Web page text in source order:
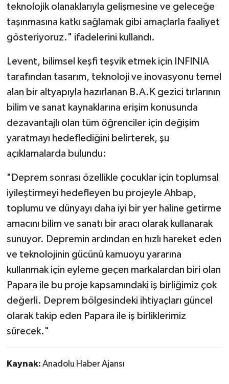
teknolojik olanaklarıyla gelişmesine ve geleceğe
taşınmasına katkı sağlamak gibi amaçlarla faaliyet
gösteriyoruz." ifadelerini kullandı.
Levent, bilimsel keşfi teşvik etmek için INFINIA
tarafından tasarım, teknoloji ve inovasyonu temel
alan bir altyapıyla hazırlanan B.A.K gezici tırlarının
bilim ve sanat kaynaklarına erişim konusunda
dezavantajlı olan tüm öğrenciler için değişim
yaratmayı hedeflediğini belirterek, şu
açıklamalarda bulundu:​​​​​​​
"Deprem sonrası özellikle çocuklar için toplumsal
iyileştirmeyi hedefleyen bu projeyle Ahbap,
toplumu ve dünyayı daha iyi bir yer haline getirme
amacını bilim ve sanatı bir aracı olarak kullanarak
sunuyor. Depremin ardından en hızlı hareket eden
ve teknolojinin gücünü kamuoyu yararına
kullanmak için eyleme geçen markalardan biri olan
Papara ile bu proje kapsamındaki iş birliğimiz çok
değerli. Deprem bölgesindeki ihtiyaçları güncel
olarak takip eden Papara ile iş birliklerimiz
sürecek."
Kaynak: Anadolu Haber Ajansı